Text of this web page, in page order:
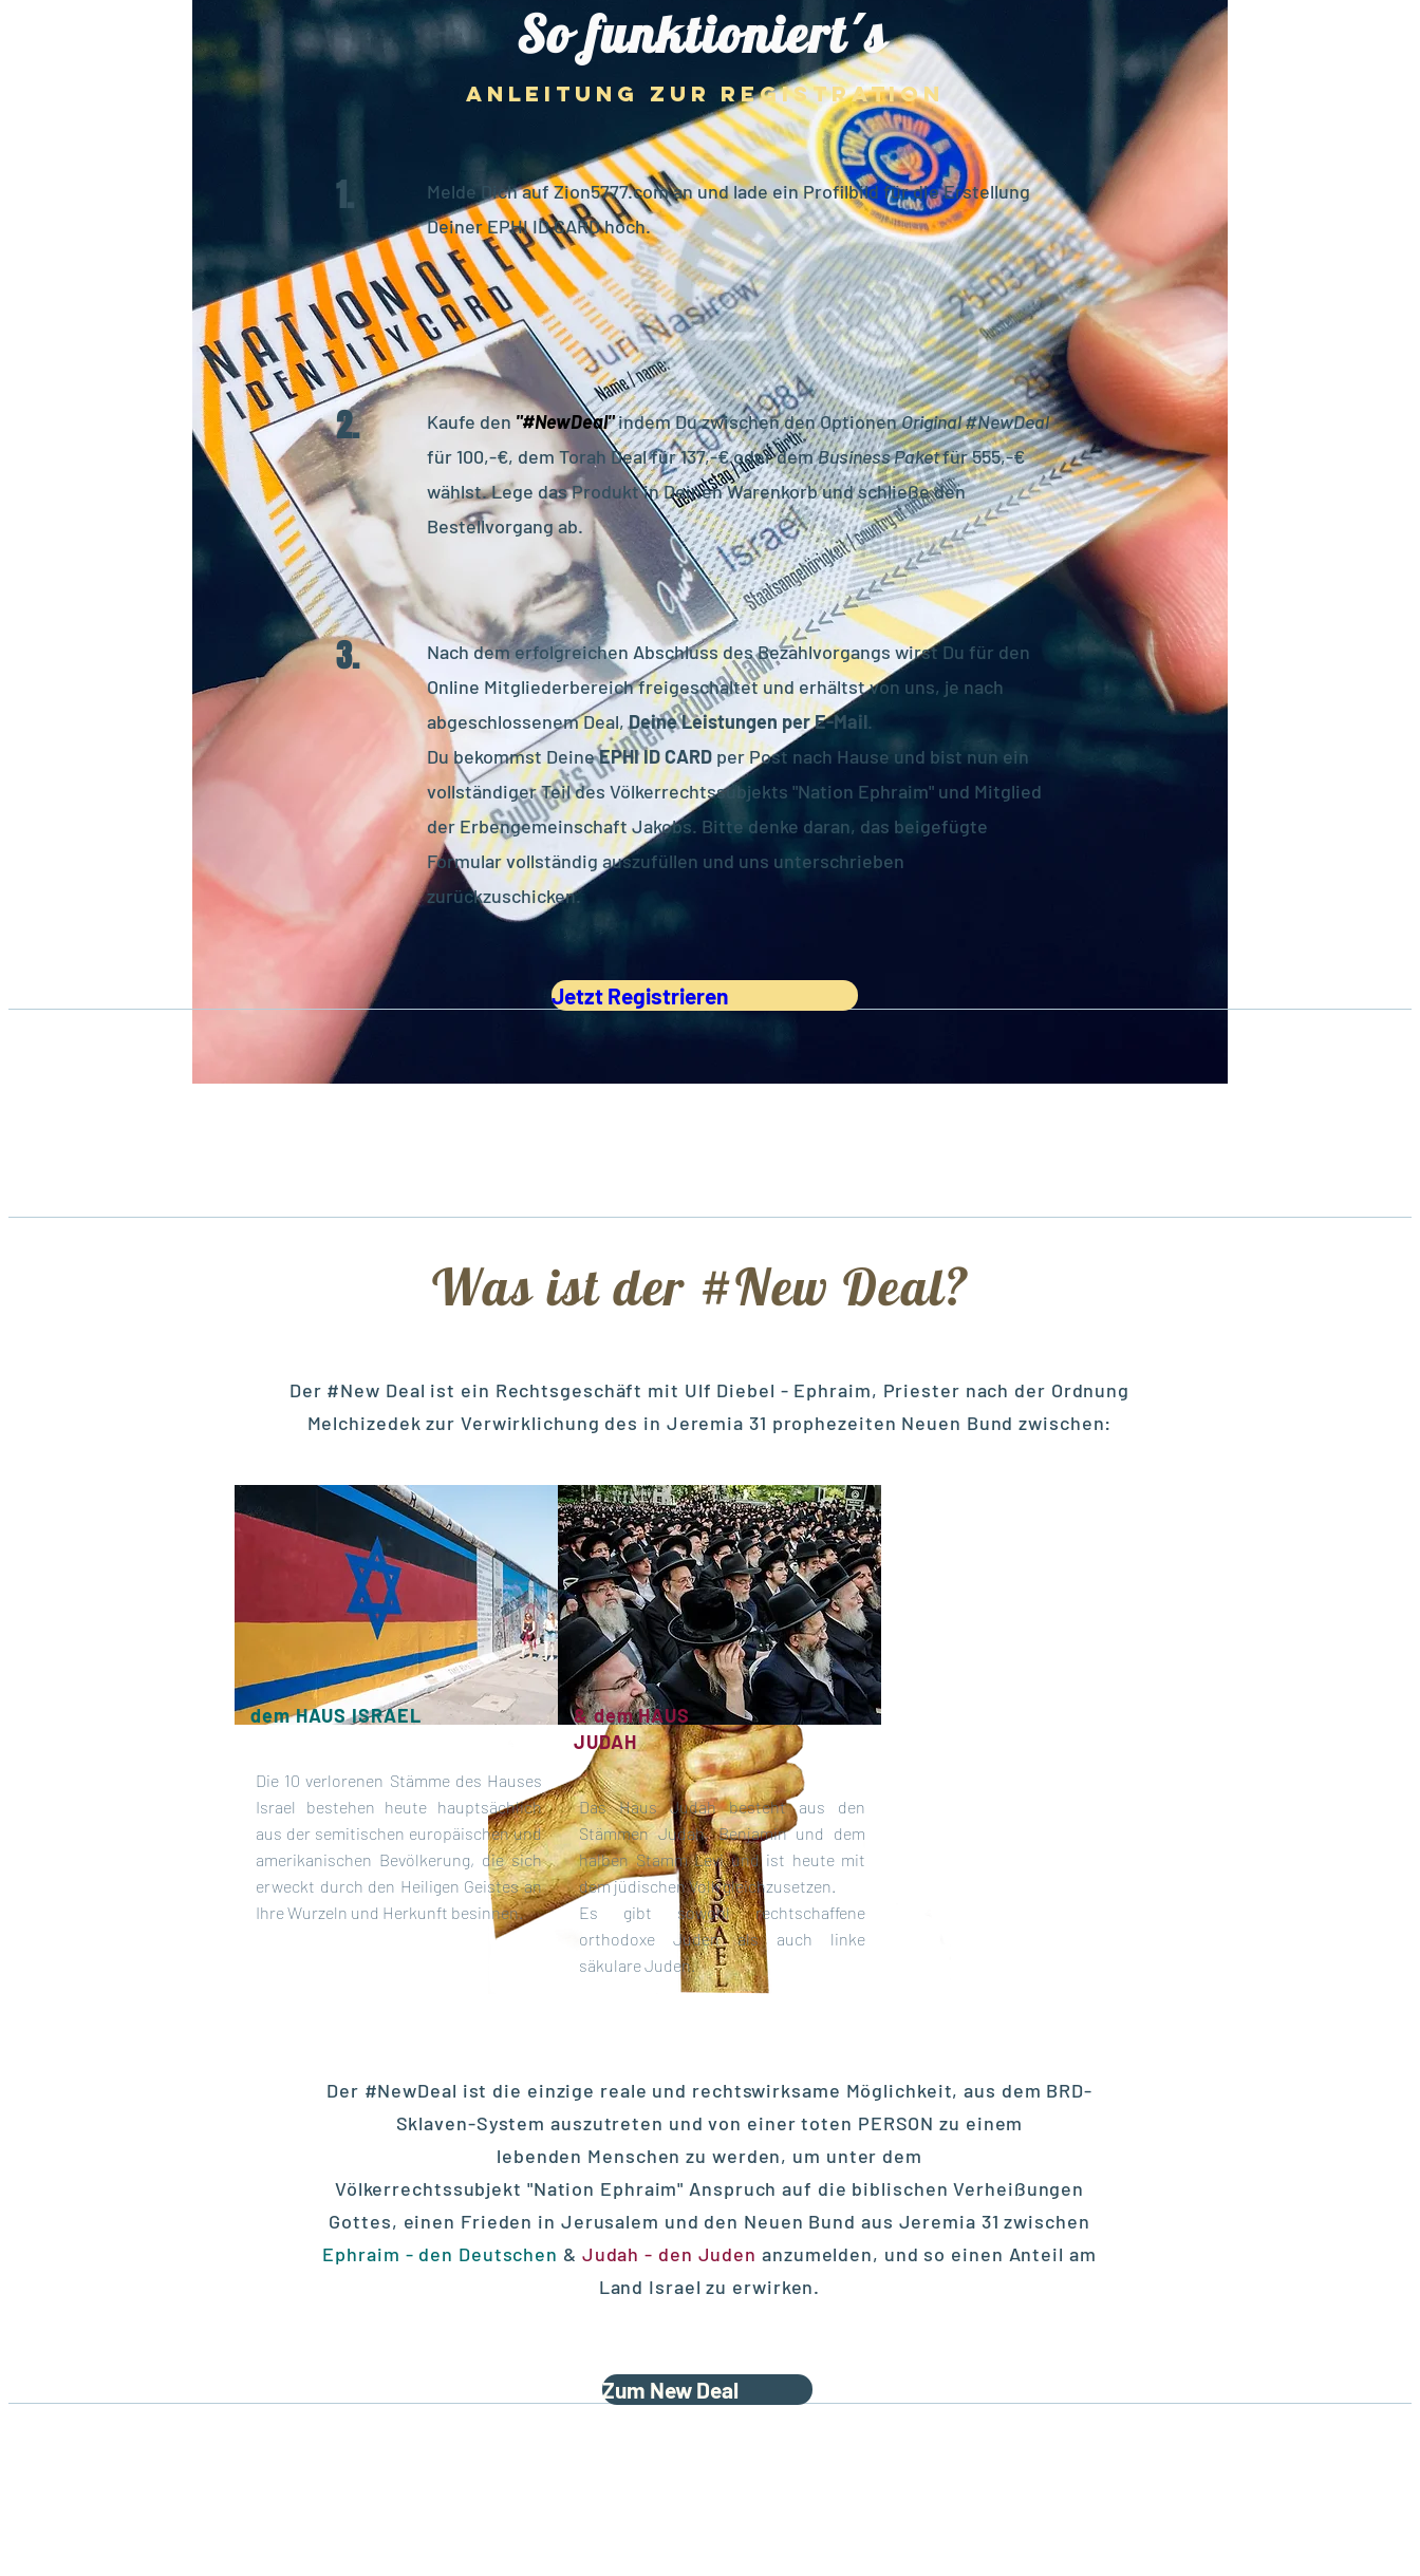
So funktioniert´s
Anleitung zur Registration
1.
Melde Dich auf Zion5777.com an und lade ein Profilbild für die Erstellung
Deiner EPHI ID CARD hoch.
2. Kaufe den "#NewDeal"indem Du zwischen den OptionenOriginal #NewDeal
für 100,-€, dem Torah Deal für 137,-€ oder demBusiness Paketfür 555,-€
wählst. Lege das Produkt in Deinen Warenkorb und schließe den
Bestellvorgang ab.
3.
Nach dem erfolgreichen Abschluss des Bezahlvorgangs wirst Du für den
Online Mitgliederbereich freigeschaltet und erhältst von uns, je nach
abgeschlossenem Deal,Deine Leistungen per E-Mail.
Du bekommst DeineEPHI ID CARD per Post nach Hause und bist nun ein
vollständiger Teil des Völkerrechtssubjekts "Nation Ephraim" und Mitglied
der Erbengemeinschaft Jakobs. Bitte denke daran, das beigefügte
Formular vollständig auszufüllen und uns unterschrieben
zurückzuschicken.
Jetzt Registrieren
Was ist der #New Deal?
Der #New Deal ist ein Rechtsgeschäft mit Ulf Diebel - Ephraim, Priester nach der Ordnung
Melchizedek zur Verwirklichung des in Jeremia 31 prophezeiten Neuen Bund zwischen:
demHAUS ISRAEL
Die 10 verlorenen Stämme des Hauses
Israel bestehen heute hauptsächlich
aus der semitischen europäischen und
amerikanischen Bevölkerung, die sich
erweckt durch den Heiligen Geistes an
Ihre Wurzeln und Herkunft besinnen.
& demHAUS
JUDAH
Das Haus Judah besteht aus den
Stämmen Judah, Benjamin und dem
halben Stamm Levi und ist heute mit
dem jüdischen Volk gleichzusetzen.
Es gibt sowohl rechtschaffene
orthodoxe Juden als auch linke
säkulare Juden.
Der #NewDeal ist die einzige reale und rechtswirksame Möglichkeit, aus dem BRD-
Sklaven-System auszutreten und von einer toten PERSON zu einem
lebenden Menschen zu werden, um unter dem
Völkerrechtssubjekt "Nation Ephraim" Anspruch auf die biblischen Verheißungen
Gottes, einen Frieden in Jerusalem und den Neuen Bund aus Jeremia 31 zwischen
Ephraim - den Deutschen & Judah - den Juden anzumelden, und so einen Anteil am
Land Israel zu erwirken.
Zum New Deal